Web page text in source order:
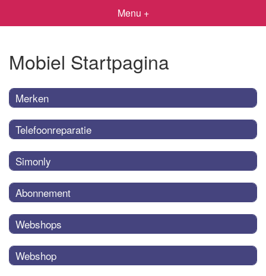
Menu +
Mobiel Startpagina
Merken
Telefoonreparatie
Simonly
Abonnement
Webshops
Webshop